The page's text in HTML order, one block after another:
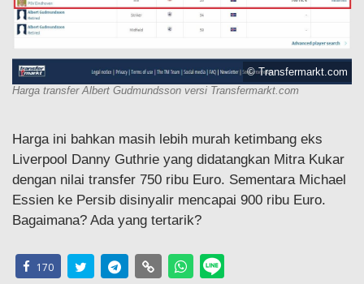
© Transfermarkt.com
Harga transfer Albert Gudmundsson versi Transfermarkt.com
Harga ini bahkan masih lebih murah ketimbang eks
Liverpool Danny Guthrie yang didatangkan Mitra Kukar
dengan nilai transfer 750 ribu Euro. Sementara Michael
Essien ke Persib disinyalir mencapai 900 ribu Euro.
Bagaimana? Ada yang tertarik?
170